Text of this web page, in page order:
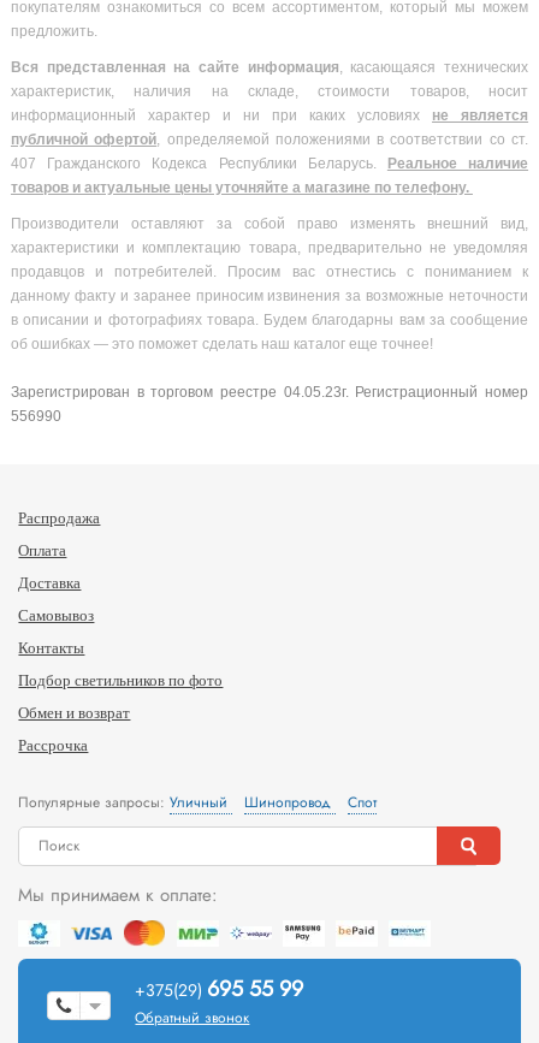
покупателям ознакомиться со всем ассортиментом, который мы можем
предложить.
Вся представленная на сайте информация, касающаяся технических
характеристик, наличия на складе, стоимости товаров, носит
информационный характер и ни при каких условиях не является
публичной офертой, определяемой положениями в соответствии со ст.
407 Гражданского Кодекса Республики Беларусь.
Реальное наличие
товаров и актуальные цены уточняйте а магазине по телефону.
Производители оставляют за собой право изменять внешний вид,
характеристики и комплектацию товара, предварительно не уведомляя
продавцов и потребителей. Просим вас отнестись с пониманием к
данному факту и заранее приносим извинения за возможные неточности
в описании и фотографиях товара. Будем благодарны вам за сообщение
об ошибках — это поможет сделать наш каталог еще точнее!
Зарегистрирован в торговом реестре 04.05.23г. Регистрационный номер
556990
Распродажа
Оплата
Доставка
Самовывоз
Контакты
Подбор светильников по фото
Обмен и возврат
Рассрочка
Популярные запросы:Уличный Шинопровод Спот
Мы принимаем к оплате:
+375(29) 695 55 99
Обратный звонок